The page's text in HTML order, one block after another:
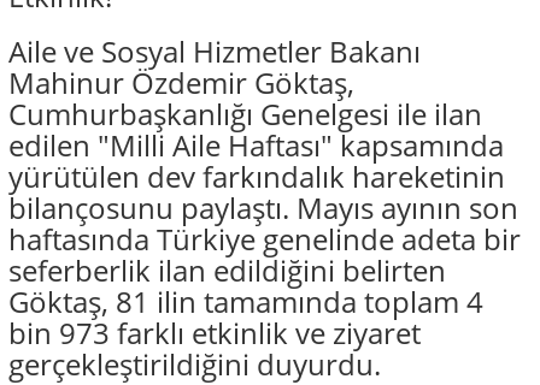
Aile ve Sosyal Hizmetler Bakanı
Mahinur Özdemir Göktaş,
Cumhurbaşkanlığı Genelgesi ile ilan
edilen "Milli Aile Haftası" kapsamında
yürütülen dev farkındalık hareketinin
bilançosunu paylaştı. Mayıs ayının son
haftasında Türkiye genelinde adeta bir
seferberlik ilan edildiğini belirten
Göktaş, 81 ilin tamamında toplam 4
bin 973 farklı etkinlik ve ziyaret
gerçekleştirildiğini duyurdu.